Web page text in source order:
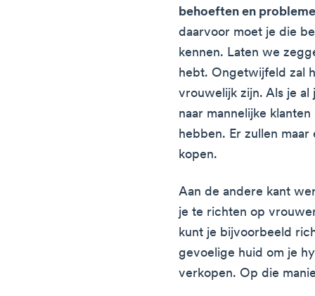
behoeften en
daarvoor moet je die
kennen. Laten we
hebt. Ongetwijfeld zal
vrouwelijk zijn. Als je al
naar mannelijke
hebben. Er zullen
kopen.
Aan de andere kant
je te richten op
kunt je bijvoorbeeld
gevoelige huid om je
verkopen. Op die